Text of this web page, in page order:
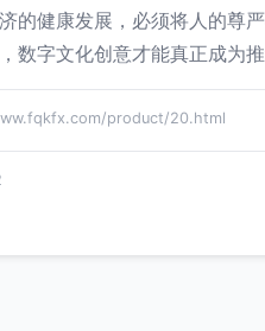
的健康发展，必须将人的尊
数字文化创意才能真正成为
product/20.html